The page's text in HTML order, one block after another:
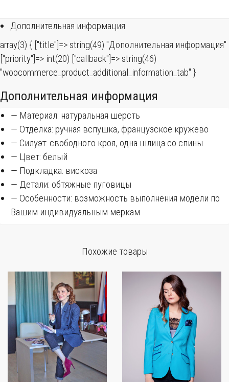
Дополнительная информация
array(3) { ["title"]=> string(49) "Дополнительная информация"
["priority"]=> int(20) ["callback"]=> string(46)
"woocommerce_product_additional_information_tab" }
Дополнительная информация
— Материал: натуральная шерсть
— Отделка: ручная вспушка, французское кружево
— Силуэт: свободного кроя, одна шлица со спины
— Цвет: белый
— Подкладка: вискоза
— Детали: обтяжные пуговицы
— Особенности: возможность выполнения модели по
Вашим индивидуальным меркам
Похожие товары